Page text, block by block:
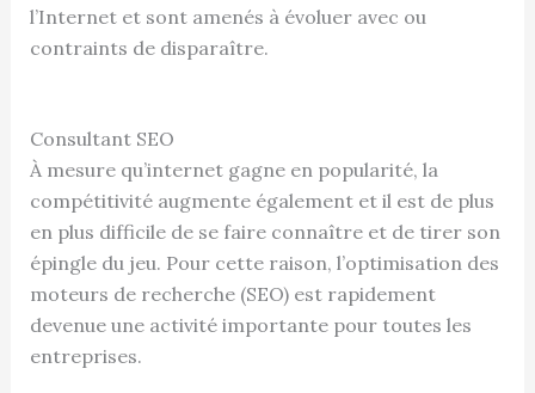
l’Internet et sont amenés à évoluer avec ou
contraints de disparaître.
Consultant SEO
À mesure qu’internet gagne en popularité, la
compétitivité augmente également et il est de plus
en plus difficile de se faire connaître et de tirer son
épingle du jeu. Pour cette raison, l’optimisation des
moteurs de recherche (SEO) est rapidement
devenue une activité importante pour toutes les
entreprises.